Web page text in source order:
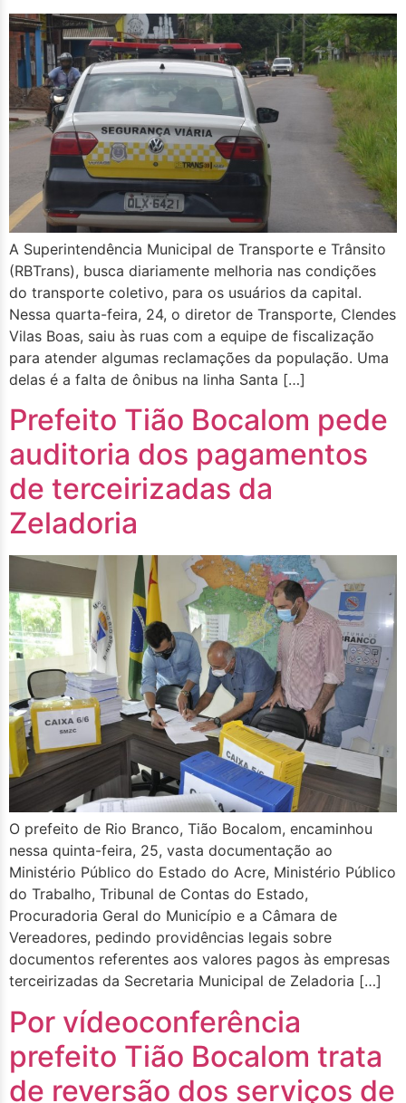
A Superintendência Municipal de Transporte e Trânsito
(RBTrans), busca diariamente melhoria nas condições
do transporte coletivo, para os usuários da capital.
Nessa quarta-feira, 24, o diretor de Transporte, Clendes
Vilas Boas, saiu às ruas com a equipe de fiscalização
para atender algumas reclamações da população. Uma
delas é a falta de ônibus na linha Santa […]
Prefeito Tião Bocalom pede
auditoria dos pagamentos
de terceirizadas da
Zeladoria
O prefeito de Rio Branco, Tião Bocalom, encaminhou
nessa quinta-feira, 25, vasta documentação ao
Ministério Público do Estado do Acre, Ministério Público
do Trabalho, Tribunal de Contas do Estado,
Procuradoria Geral do Município e a Câmara de
Vereadores, pedindo providências legais sobre
documentos referentes aos valores pagos às empresas
terceirizadas da Secretaria Municipal de Zeladoria […]
Por vídeoconferência
prefeito Tião Bocalom trata
de reversão dos serviços de